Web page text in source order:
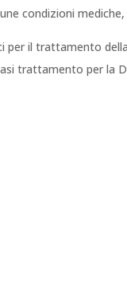
condizioni
per il trattamento
trattamento per la